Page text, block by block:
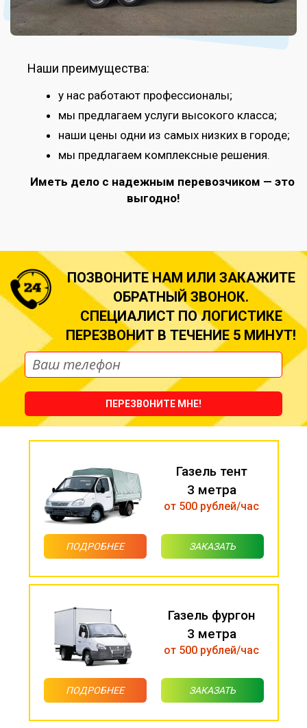
Наши преимущества:
у нас работают профессионалы;
мы предлагаем услуги высокого класса;
наши цены одни из самых низких в городе;
мы предлагаем комплексные решения.
Иметь дело с надежным перевозчиком — это
выгодно!
ПОЗВОНИТЕ НАМ ИЛИ ЗАКАЖИТЕ
ОБРАТНЫЙ ЗВОНОК.
СПЕЦИАЛИСТ ПО ЛОГИСТИКЕ
ПЕРЕЗВОНИТ В ТЕЧЕНИЕ 5 МИНУТ!
ПЕРЕЗВОНИТЕ МНЕ!
Газель тент
3 метра
от 500 рублей/час
ПОДРОБНЕЕ ЗАКАЗАТЬ
Газель фургон
3 метра
от 500 рублей/час
ПОДРОБНЕЕ ЗАКАЗАТЬ